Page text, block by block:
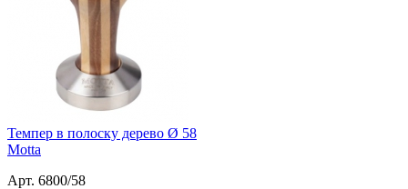
Темпер в полоску дерево Ø 58
Motta
Арт. 6800/58